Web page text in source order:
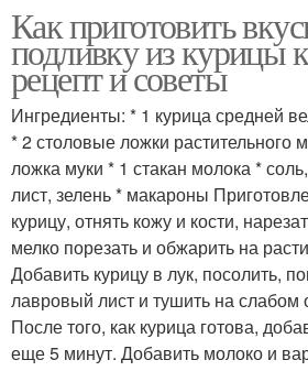
Как приготовить
подливку из курицы
рецепт и советы
Ингредиенты: * 1 курица средней
* 2 столовые ложки растительного
ложка муки * 1 стакан молока *
лист, зелень * макароны
курицу, отнять кожу и кости,
мелко порезать и обжарить на
Добавить курицу в лук, посолить,
лавровый лист и тушить на слабом
После того, как курица готова,
еще 5 минут. Добавить молоко и